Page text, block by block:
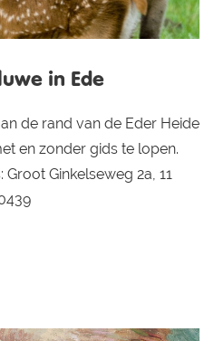
in Ede
de rand van de Eder Heide
en zonder gids te lopen.
Ginkelseweg 2a, 11